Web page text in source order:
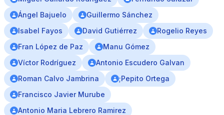
Ángel Bajuelo
Guillermo Sánchez
Isabel Fayos
David Gutiérrez
Rogelio Reyes
Fran López de Paz
Manu Gómez
Víctor Rodríguez
Antonio Escudero Galvan
Roman Calvo Jambrina
;Pepito Ortega
Francisco Javier Murube
Antonio Maria Lebrero Ramirez